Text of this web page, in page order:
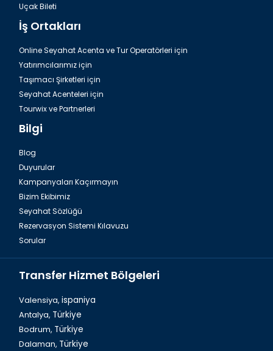
İzmir, Alsancak Sevgi Yolu
Uçak Bileti
İş Ortakları
Online Seyahat Acenta ve Tur Operatörleri için
Yatırımcılarımız için
Taşımacı Şirketleri için
Seyahat Acenteleri için
Tourwix ve Partnerleri
Bilgi
Blog
Duyurular
Kampanyaları Kaçırmayın
Bizim Ekibimiz
Seyahat Sözlüğü
Rezervasyon Sistemi Kılavuzu
Sorular
Transfer Hizmet Bölgeleri
Valensiya, ispaniya
Antalya, Türkiye
Bodrum, Türkiye
Dalaman, Türkiye